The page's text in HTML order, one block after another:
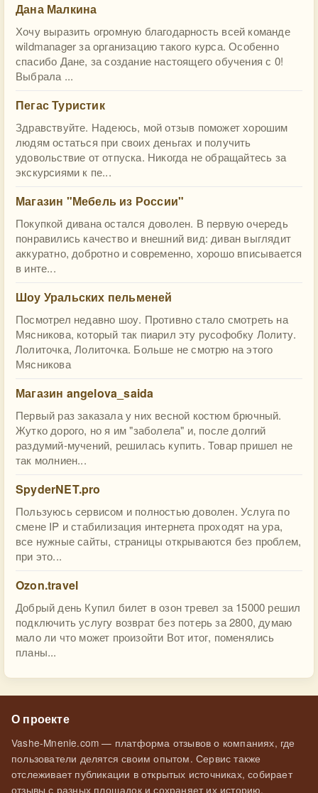
Дана Малкина
Хочу выразить огромную благодарность всей команде
wildmanager за организацию такого курса. Особенно
спасибо Дане, за создание настоящего обучения с 0!
Выбрала ...
Пегас Туристик
Здравствуйте. Надеюсь, мой отзыв поможет хорошим
людям остаться при своих деньгах и получить
удовольствие от отпуска. Никогда не обращайтесь за
экскурсиями к пе...
Магазин "Мебель из России"
Покупкой дивана остался доволен. В первую очередь
понравились качество и внешний вид: диван выглядит
аккуратно, добротно и современно, хорошо вписывается
в инте...
Шоу Уральских пельменей
Посмотрел недавно шоу. Противно стало смотреть на
Мясникова, который так пиарил эту русофобку Лолиту.
Лолиточка, Лолиточка. Больше не смотрю на этого
Мясникова
Магазин angelova_saida
Первый раз заказала у них весной костюм брючный.
Жутко дорого, но я им "заболела" и, после долгий
раздумий-мучений, решилась купить. Товар пришел не
так молниен...
SpyderNET.pro
Пользуюсь сервисом и полностью доволен. Услуга по
смене IP и стабилизация интернета проходят на ура,
все нужные сайты, страницы открываются без проблем,
при это...
Ozon.travel
Добрый день Купил билет в озон тревел за 15000 решил
подключить услугу возврат без потерь за 2800, думаю
мало ли что может произойти Вот итог, поменялись
планы...
О проекте
Vashe-Mnenie.com — платформа отзывов о компаниях, где
пользователи делятся своим опытом. Сервис также
отслеживает публикации в открытых источниках, собирает
отзывы с разных площадок и сохраняет их историю.